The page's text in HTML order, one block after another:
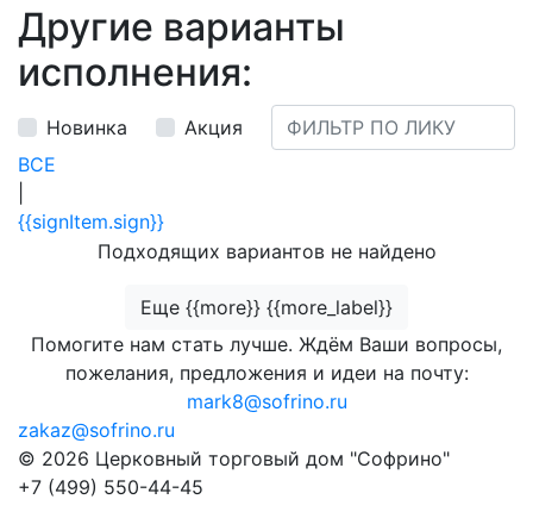
Другие варианты
исполнения:
Новинка
Акция
ВСЕ
{{signItem.sign}}
Подходящих вариантов не найдено
Еще {{more}} {{more_label}}
Помогите нам стать лучше. Ждём Ваши вопросы,
пожелания, предложения и идеи на почту:
mark8@sofrino.ru
zakaz@sofrino.ru
© 2026 Церковный торговый дом "Софрино"
+7 (499) 550-44-45